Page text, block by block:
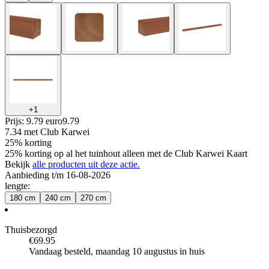
+1
Prijs: 9.79 euro9.79
7.34 met Club Karwei
25% korting
25% korting op al het tuinhout alleen met de Club Karwei Kaart
Bekijk alle producten uit deze actie.
Aanbieding t/m 16-08-2026
lengte:
180 cm 240 cm 270 cm
Thuisbezorgd
€69.95
Vandaag besteld, maandag 10 augustus in huis